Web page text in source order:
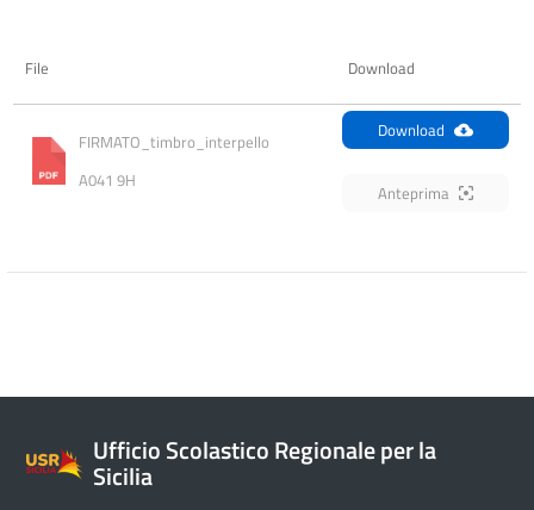
File Download
FIRMATO_timbro_interpello
A041 9H
Download
Anteprima
Ufficio Scolastico Regionale per la
Sicilia